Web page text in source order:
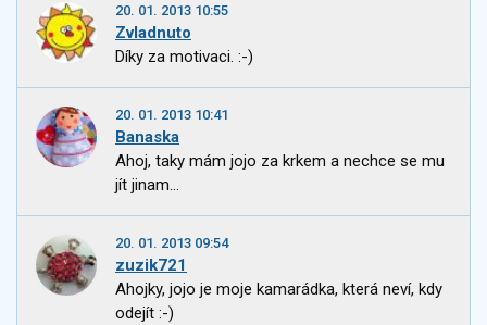
20. 01. 2013 10:55
Zvladnuto
Díky za motivaci. :-)
20. 01. 2013 10:41
Banaska
Ahoj, taky mám jojo za krkem a nechce se mu
jít jinam...
20. 01. 2013 09:54
zuzik721
Ahojky, jojo je moje kamarádka, která neví, kdy
odejít :-)